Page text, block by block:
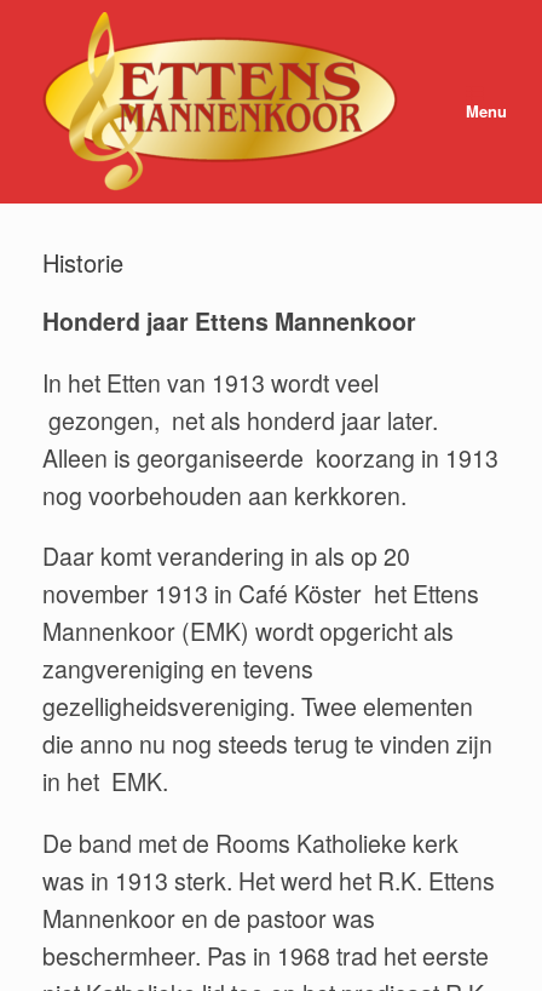
Menu
Historie
Honderd jaar Ettens Mannenkoor
In het Etten van 1913 wordt veel
gezongen, net als honderd jaar later.
Alleen is georganiseerde koorzang in 1913
nog voorbehouden aan kerkkoren.
Daar komt verandering in als op 20
november 1913 in Café Köster het Ettens
Mannenkoor (EMK) wordt opgericht als
zangvereniging en tevens
gezelligheidsvereniging. Twee elementen
die anno nu nog steeds terug te vinden zijn
in het EMK.
De band met de Rooms Katholieke kerk
was in 1913 sterk. Het werd het R.K. Ettens
Mannenkoor en de pastoor was
beschermheer. Pas in 1968 trad het eerste